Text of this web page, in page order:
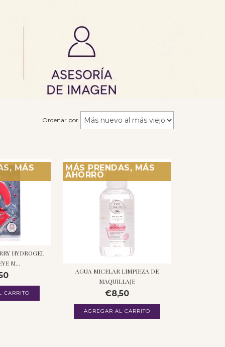
Ordenar por
MÁS
HYDROGEL
M...
MÁS PRENDAS, MÁS
AHORRO
AGUA MICELAR LIMPIEZA DE
MAQUILLAJE
€8,50